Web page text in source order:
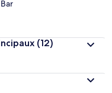
Bar
(12)